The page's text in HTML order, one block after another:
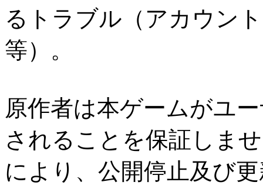
るトラブル（アカウン
等）。
原作者は本ゲームがユ
されることを保証しま
により、公開停止及び